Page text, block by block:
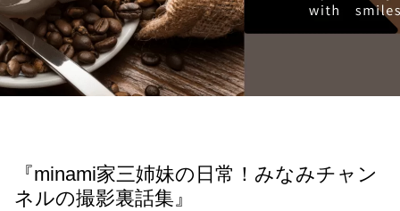
『minami家三姉妹の日常！みなみチャン
ネルの撮影裏話集』